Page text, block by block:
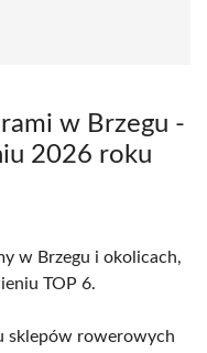
w Brzegu -
2026 roku
w Brzegu i okolicach,
TOP 6.
sklepów rowerowych